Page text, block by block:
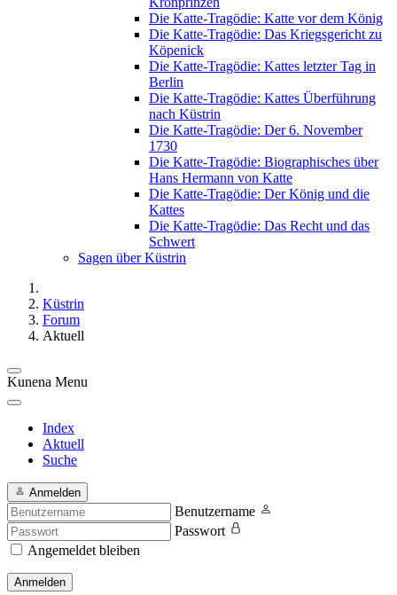
Die Katte-Tragödie: Katte vor dem König
Die Katte-Tragödie: Das Kriegsgericht zu
Köpenick
Die Katte-Tragödie: Kattes letzter Tag in
Berlin
Die Katte-Tragödie: Kattes Überführung
nach Küstrin
Die Katte-Tragödie: Der 6. November
1730
Die Katte-Tragödie: Biographisches über
Hans Hermann von Katte
Die Katte-Tragödie: Der König und die
Kattes
Die Katte-Tragödie: Das Recht und das
Schwert
Sagen über Küstrin
Küstrin
Forum
Aktuell
Kunena Menu
Index
Aktuell
Suche
Anmelden
Benutzername
Passwort
Angemeldet bleiben
Anmelden